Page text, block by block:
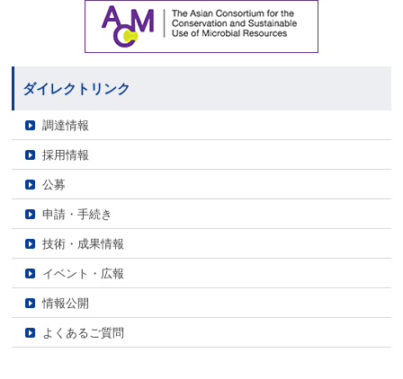
ダイレクトリンク
調達情報
採用情報
公募
申請・手続き
技術・成果情報
イベント・広報
情報公開
よくあるご質問